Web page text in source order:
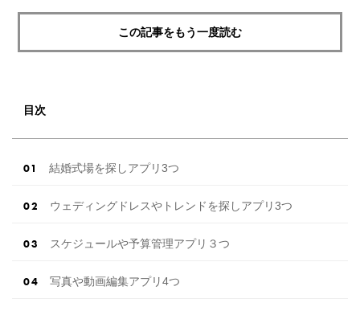
この記事をもう一度読む
目次
結婚式場を探しアプリ3つ
ウェディングドレスやトレンドを探しアプリ3つ
スケジュールや予算管理アプリ３つ
写真や動画編集アプリ4つ